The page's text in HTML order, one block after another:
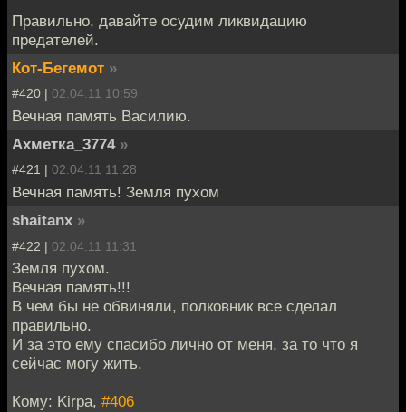
Правильно, давайте осудим ликвидацию
предателей.
Кот-Бегемот »
#420 | 02.04.11 10:59
Вечная память Василию.
Ахметка_3774 »
#421 | 02.04.11 11:28
Вечная память! Земля пухом
shaitanx »
#422 | 02.04.11 11:31
Земля пухом.
Вечная память!!!
В чем бы не обвиняли, полковник все сделал
правильно.
И за это ему спасибо лично от меня, за то что я
сейчас могу жить.
Кому: Kirpa, #406